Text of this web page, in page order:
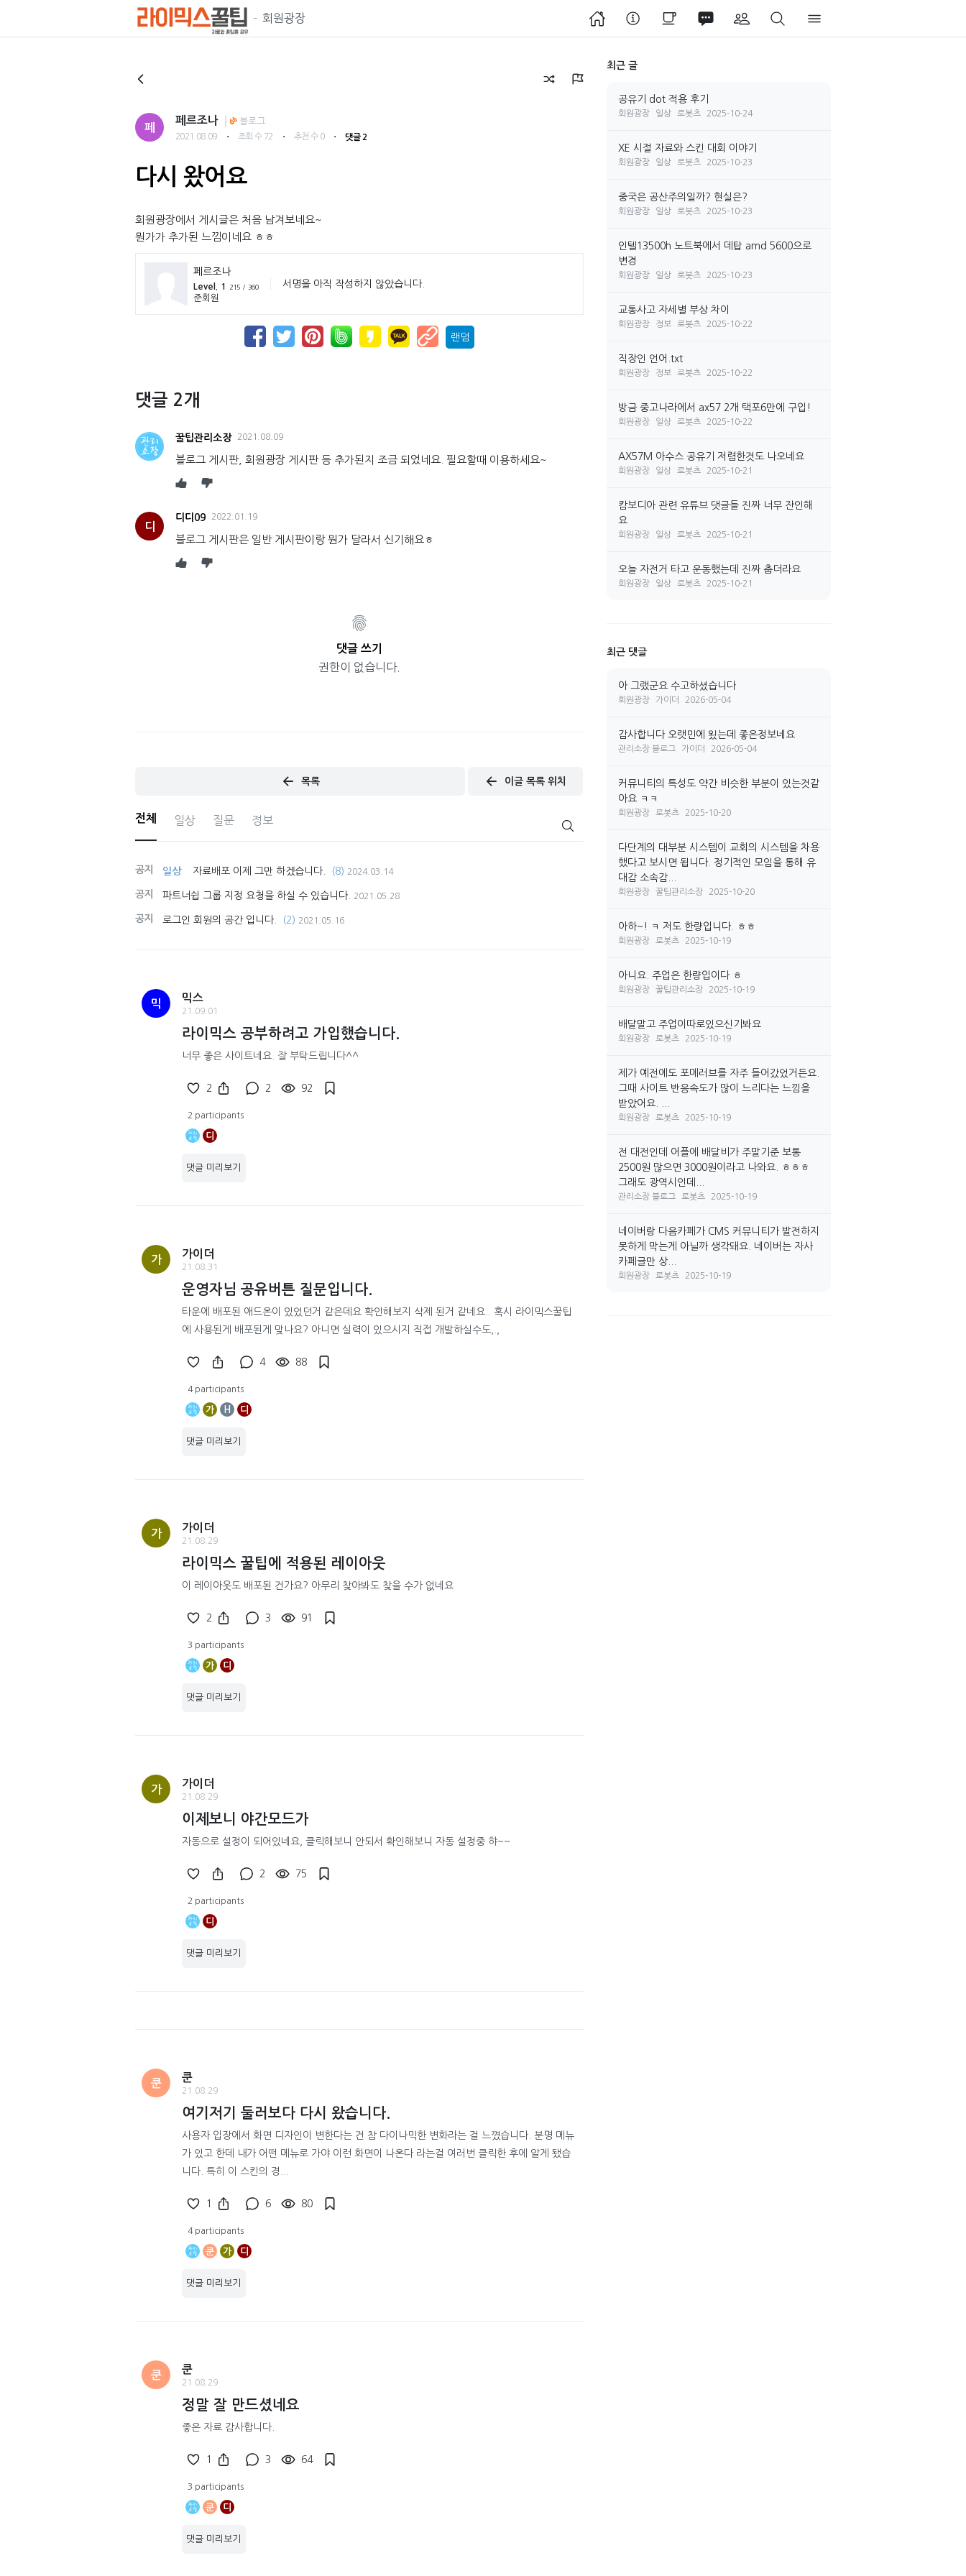
회원광장
페
페르조나 블로그
2021.08.09 ・ 조회 수 72 ・ 추천 수 0 ・ 댓글 2
다시 왔어요
회원광장에서 게시글은 처음 남겨보네요~
뭔가가 추가된 느낌이네요 ㅎㅎ
페르조나
Level. 1 215 / 360
준회원
서명을 아직 작성하지 않았습니다.
랜덤
댓글 2개
꿀팁관리소장 2021.08.09
블로그 게시판, 회원광장 게시판 등 추가된지 조금 되었네요. 필요할때 이용하세요~
디
디디09 2022.01.19
블로그 게시판은 일반 게시판이랑 뭔가 달라서 신기해요ㅎ
댓글 쓰기
권한이 없습니다.
목록 이글 목록 위치
전체 일상 질문 정보
공지 일상 자료배포 이제 그만 하겠습니다. (8) 2024.03.14
공지 파트너쉽 그룹 지정 요청을 하실 수 있습니다. 2021.05.28
공지 로그인 회원의 공간 입니다. (2) 2021.05.16
믹
믹스
21.09.01
라이믹스 공부하려고 가입했습니다.
너무 좋은 사이트네요. 잘 부탁드립니다^^
2 2 92
2 participants
디
댓글 미리보기
가
가이더
21.08.31
운영자님 공유버튼 질문입니다.
타운에 배포된 애드온이 있었던거 같은데요 확인해보지 삭제 된거 같네요.. 혹시 라이믹스꿀팁
에 사용된게 배포된게 맞나요? 아니면 실력이 있으시지 직접 개발하실수도,.,
4 88
4 participants
가 H 디
댓글 미리보기
가
가이더
21.08.29
라이믹스 꿀팁에 적용된 레이아웃
이 레이아웃도 배포된 건가요? 아무리 찾아봐도 찾을 수가 없네요
2 3 91
3 participants
가 디
댓글 미리보기
가
가이더
21.08.29
이제보니 야간모드가
자동으로 설정이 되어있네요, 클릭해보니 안되서 확인해보니 자동 설정중 햐~~
2 75
2 participants
디
댓글 미리보기
쿤
쿤
21.08.29
여기저기 둘러보다 다시 왔습니다.
사용자 입장에서 화면 디자인이 변한다는 건 참 다이나믹한 변화라는 걸 느꼈습니다. 분명 메뉴
가 있고 한데 내가 어떤 메뉴로 가야 이런 화면이 나온다 라는걸 여러번 클릭한 후에 알게 됐습
니다. 특히 이 스킨의 경...
1 6 80
4 participants
쿤 가 디
댓글 미리보기
쿤
쿤
21.08.29
정말 잘 만드셨네요
좋은 자료 감사합니다.
1 3 64
3 participants
쿤 디
댓글 미리보기
최근 글
공유기 dot 적용 후기
회원광장 일상 로봇츠 2025-10-24
XE 시절 자료와 스킨 대회 이야기
회원광장 일상 로봇츠 2025-10-23
중국은 공산주의일까? 현실은?
회원광장 일상 로봇츠 2025-10-23
인텔13500h 노트북에서 데탑 amd 5600으로
변경
회원광장 일상 로봇츠 2025-10-23
교통사고 자세별 부상 차이
회원광장 정보 로봇츠 2025-10-22
직장인 언어.txt
회원광장 정보 로봇츠 2025-10-22
방금 중고나라에서 ax57 2개 택포6만에 구입!
회원광장 일상 로봇츠 2025-10-22
AX57M 아수스 공유기 저렴한것도 나오네요
회원광장 일상 로봇츠 2025-10-21
캄보디아 관련 유튜브 댓글들 진짜 너무 잔인해
요
회원광장 일상 로봇츠 2025-10-21
오늘 자전거 타고 운동했는데 진짜 춥더라요
회원광장 일상 로봇츠 2025-10-21
최근 댓글
아 그랬군요 수고하셨습니다
회원광장 가이더 2026-05-04
감사합니다 오랫민에 욌는데 좋은정보네요
관리소장 블로그 가이더 2026-05-04
커뮤니티의 특성도 약간 비슷한 부분이 있는것같
아요 ㅋㅋ
회원광장 로봇츠 2025-10-20
다단계의 대부분 시스템이 교회의 시스템을 차용
했다고 보시면 됩니다. 정기적인 모임을 통해 유
대감 소속감...
회원광장 꿀팁관리소장 2025-10-20
아하~! ㅋ 저도 한량입니다. ㅎㅎ
회원광장 로봇츠 2025-10-19
아니요. 주업은 한량입이다 ㅎ
회원광장 꿀팁관리소장 2025-10-19
배달말고 주업이따로있으신기봐요
회원광장 로봇츠 2025-10-19
제가 예전에도 포메러브를 자주 들어갔었거든요.
그때 사이트 반응속도가 많이 느리다는 느낌을
받았어요. ...
회원광장 로봇츠 2025-10-19
전 대전인데 어플에 배달비가 주말기준 보통
2500원 많으면 3000원이라고 나와요. ㅎㅎㅎ
그래도 광역시인데...
관리소장 블로그 로봇츠 2025-10-19
네이버랑 다음카페가 CMS 커뮤니티가 발전하지
못하게 막는게 아닐까 생각돼요. 네이버는 자사
카페글만 상...
회원광장 로봇츠 2025-10-19